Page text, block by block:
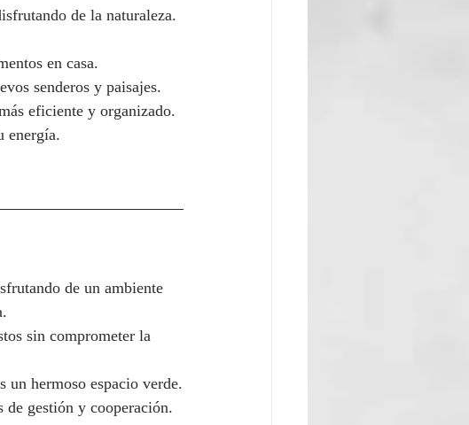
de la naturaleza.
en casa.
senderos y paisajes.
eficiente y organizado.
energía.
de un ambiente
sin comprometer la
hermoso espacio verde.
gestión y cooperación.